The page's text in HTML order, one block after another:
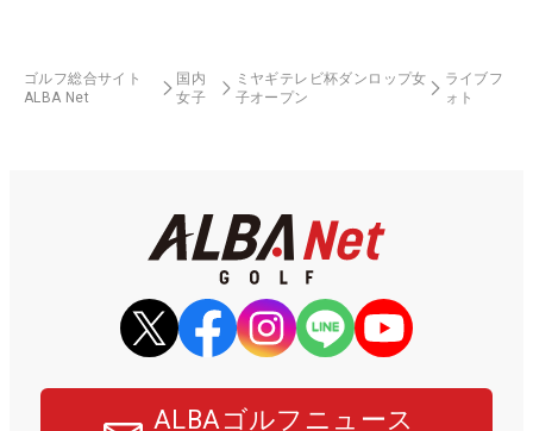
ゴルフ総合サイト
ALBA Net
国内
女子
ミヤギテレビ杯ダンロップ女
子オープン
ライブフ
ォト
ALBAゴルフニュース